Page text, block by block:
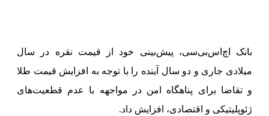
بانک اچ‌اس‌بی‌سی، پیش‌بینی خود از قیمت نقره در سال‌
میلادی جاری و دو سال آینده را با توجه به افزایش قیمت طلا
و تقاضا برای پناهگاه امن در مواجهه با عدم قطعیت‌های
ژئوپلیتیکی و اقتصادی، افزایش داد.